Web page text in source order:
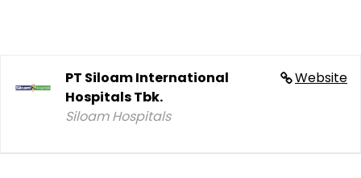
Website
PT Siloam International
Hospitals Tbk.
Siloam Hospitals